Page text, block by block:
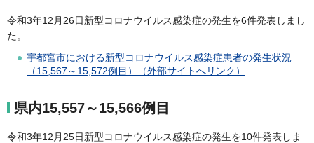
令和3年12月26日新型コロナウイルス感染症の発生を6件発表しまし
た。
宇都宮市における新型コロナウイルス感染症患者の発生状況
（15,567～15,572例目）（外部サイトへリンク）
県内15,557～15,566例目
令和3年12月25日新型コロナウイルス感染症の発生を10件発表しま